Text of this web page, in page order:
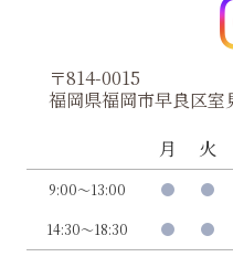
〒814-0015
福岡県福岡市早良区室
月
火
9:00～13:00
14:30～18:30